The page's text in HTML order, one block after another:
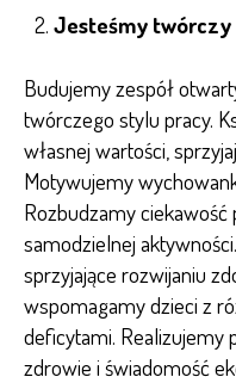
Jesteśmy twórczy
Budujemy zespół
twórczego stylu pracy.
własnej wartości,
Motywujemy
Rozbudzamy
samodzielnej
sprzyjające rozwijaniu
wspomagamy dzieci z
deficytami. Realizujemy
zdrowie i świadomość